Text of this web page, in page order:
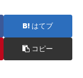
はてブ
コピー